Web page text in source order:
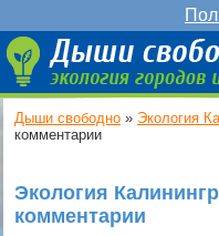
Дыши свободно » Экология
комментарии
Экология
комментарии